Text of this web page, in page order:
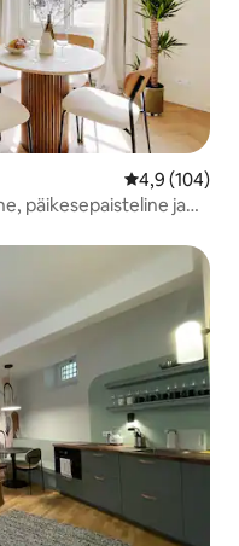
Keskmine
4,9 (104)
päikesepaisteline ja